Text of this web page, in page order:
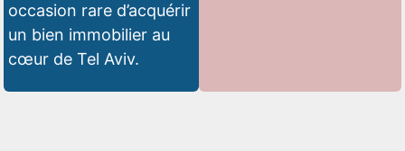
occasion rare d’acquérir
un bien immobilier au
cœur de Tel Aviv.